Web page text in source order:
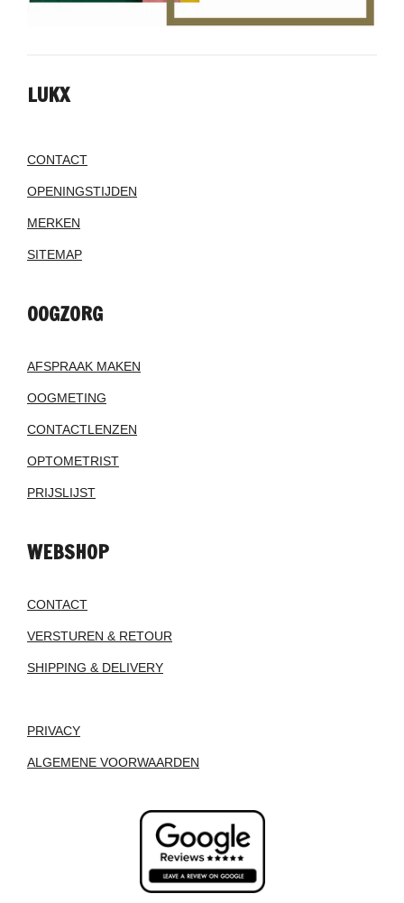
LUKX
CONTACT
OPENINGSTIJDEN
MERKEN
SITEMAP
OOGZORG
AFSPRAAK MAKEN
OOGMETING
CONTACTLENZEN
OPTOMETRIST
PRIJSLIJST
WEBSHOP
CONTACT
VERSTUREN & RETOUR
SHIPPING & DELIVERY
PRIVACY
ALGEMENE VOORWAARDEN